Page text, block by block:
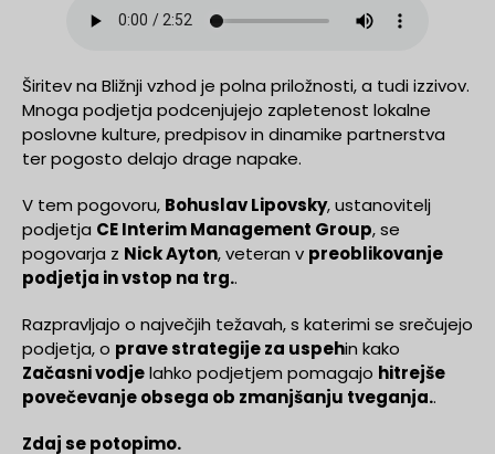
Širitev na Bližnji vzhod je polna priložnosti, a tudi izzivov.
Mnoga podjetja podcenjujejo zapletenost lokalne
poslovne kulture, predpisov in dinamike partnerstva
ter pogosto delajo drage napake.
V tem pogovoru, Bohuslav Lipovsky, ustanovitelj
podjetja CE Interim Management Group, se
pogovarja z Nick Ayton, veteran v preoblikovanje
podjetja in vstop na trg..
Razpravljajo o največjih težavah, s katerimi se srečujejo
podjetja, o prave strategije za uspehin kako
Začasni vodjelahko podjetjem pomagajo hitrejše
povečevanje obsega ob zmanjšanju tveganja..
Zdaj se potopimo.